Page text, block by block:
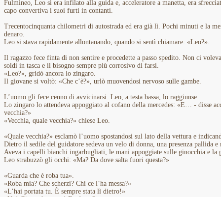
Fulmineo, Leo si era infilato alla guida e, acceleratore a manetta, era
capo convertiva i suoi furti in contanti.
Trecentocinquanta chilometri di autostrada ed era già lì. Pochi minuti e la
denaro.
Leo si stava rapidamente allontanando, quando si sentì chiamare: «Leo?».
Il ragazzo fece finta di non sentire e procedette a passo spedito. Non ci
soldi in tasca e il bisogno sempre più corrosivo di farsi.
«Leo?», gridò ancora lo zingaro.
Il giovane si voltò: «Che c’è?», urlò muovendosi nervoso sulle gambe.
L’uomo gli fece cenno di avvicinarsi. Leo, a testa bassa, lo raggiunse.
Lo zingaro lo attendeva appoggiato al cofano della mercedes: «E… - disse
vecchia?»
«Vecchia, quale vecchia?» chiese Leo.
«Quale vecchia?» esclamò l’uomo spostandosi sul lato della vettura e
Dietro il sedile del guidatore sedeva un velo di donna, una presenza pallida
Aveva i capelli bianchi ingarbugliati, le mani appoggiate sulle ginocchia e la
Leo strabuzzò gli occhi: «Ma? Da dove salta fuori questa?»
«Guarda che è roba tua».
«Roba mia? Che scherzi? Chi ce l’ha messa?»
«L’hai portata tu. È sempre stata lì dietro!»